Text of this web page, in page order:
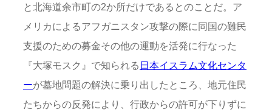
と北海道余市町の2か所だけであるとのことだ。ア
メリカによるアフガニスタン攻撃の際に同国の難民
支援のための募金その他の運動を活発に行なった
『大塚モスク』で知られる 日本イスラム文化センタ
ーが墓地問題の解決に乗り出したところ、地元住民
たちからの反発により、行政からの許可が下りずに